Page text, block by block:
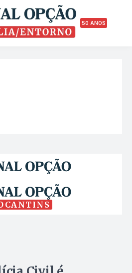
50 ANOS